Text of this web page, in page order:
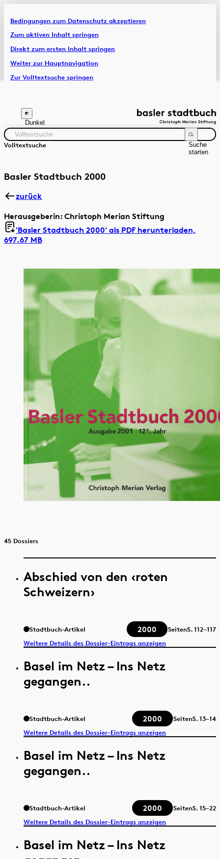
Bedingungen zum Datenschutz akzeptieren
Zum aktiven Inhalt springen
Direkt zum ersten Inhalt springen
Weiter zur Hauptnavigation
Zur Volltextsuche springen
Artikel & Dossiers
Chronik
Dunkel
Volltextsuche
Suche
starten
Zeitraum Autor:in
Basler Stadtbuch 2000
zurück
Herausgeberin: Christoph Merian Stiftung
'Basler Stadtbuch 2000' als PDF herunterladen,
697.67 MB
45 Dossiers
Abschied von den ‹roten
Schweizern›
Stadtbuch-Artikel 2000 SeitenS.112–117
Weitere Details des Dossier-Eintrags anzeigen
Basel im Netz – Ins Netz
gegangen..
Stadtbuch-Artikel 2000 SeitenS.13–14
Weitere Details des Dossier-Eintrags anzeigen
Basel im Netz – Ins Netz
gegangen..
Stadtbuch-Artikel 2000 SeitenS.15–22
Weitere Details des Dossier-Eintrags anzeigen
Basel im Netz – Ins Netz